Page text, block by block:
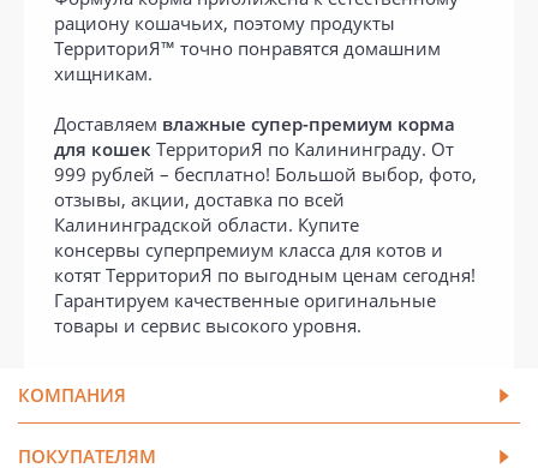
рациону кошачьих, поэтому продукты
ТерриториЯ™ точно понравятся домашним
хищникам.
Доставляем влажные супер-премиум корма
для кошек ТерриториЯ по Калининграду. От
999 рублей – бесплатно! Большой выбор, фото,
отзывы, акции, доставка по всей
Калининградской области. Купите
консервы суперпремиум класса для котов и
котят ТерриториЯ по выгодным ценам сегодня!
Гарантируем качественные оригинальные
товары и сервис высокого уровня.
КОМПАНИЯ
ПОКУПАТЕЛЯМ